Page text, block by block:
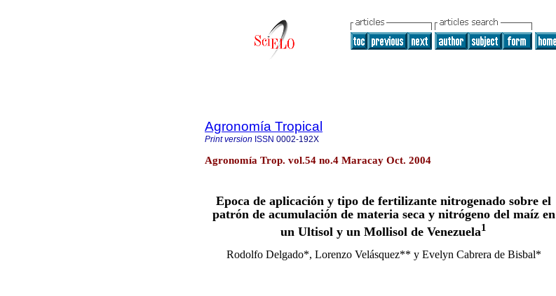
Agronomía Tropical
Print version ISSN 0002-192X
Agronomía Trop. vol.54 no.4 Maracay Oct. 2004
Epoca de aplicación y tipo de fertilizante nitrogenado sobre el
patrón de acumulación de materia seca y nitrógeno del maíz en
un Ultisol y un Mollisol de Venezuela1
Rodolfo Delgado*, Lorenzo Velásquez** y Evelyn Cabrera de Bisbal*